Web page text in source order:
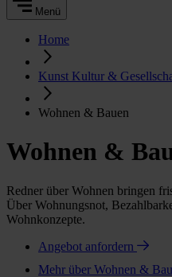
Menü
Home
Kunst Kultur &
Wohnen & Bauen
Wohnen &
Redner über Wohnen bringen
Über Wohnungsnot,
Wohnkonzepte.
Angebot anfordern
Mehr über Wohnen &